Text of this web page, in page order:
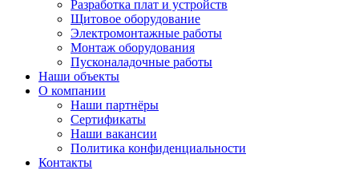
Разработка плат и устройств
Щитовое оборудование
Электромонтажные работы
Монтаж оборудования
Пусконаладочные работы
Наши объекты
О компании
Наши партнёры
Сертификаты
Наши вакансии
Политика конфиденциальности
Контакты